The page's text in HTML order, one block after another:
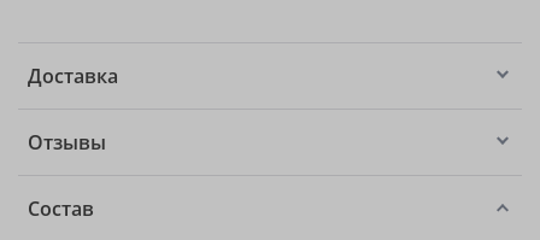
Доставка
Отзывы
Состав